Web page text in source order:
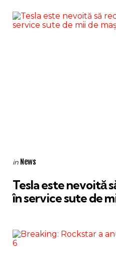
Categories
Posted
in News
Tesla este nevoită
în service sute de